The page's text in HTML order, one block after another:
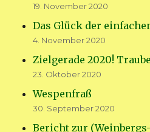
19. November 2020
Das Glück der
4. November 2020
Zielgerade 2020!
23. Oktober 2020
Wespenfraß
30. September 2020
Bericht zur